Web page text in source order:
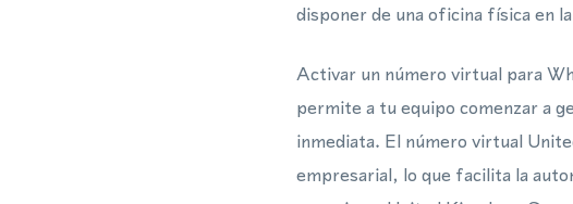
disponer de una oficina física en
Activar un número virtual para
permite a tu equipo comenzar a
inmediata. El número virtual
empresarial, lo que facilita la